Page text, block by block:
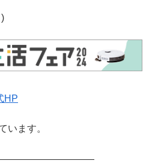
HP
います。